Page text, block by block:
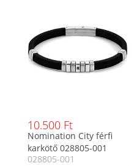
10.500 Ft
Nomination City férfi
karkötő 028805-001
028805-001